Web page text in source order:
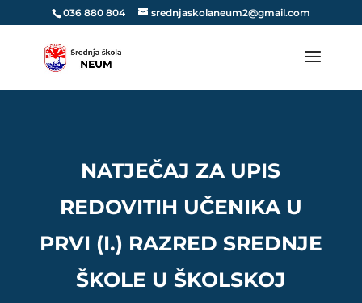
036 880 804 srednjaskolaneum2@gmail.com
NATJEČAJ ZA UPIS
REDOVITIH UČENIKA U
PRVI (I.) RAZRED SREDNJE
ŠKOLE U ŠKOLSKOJ